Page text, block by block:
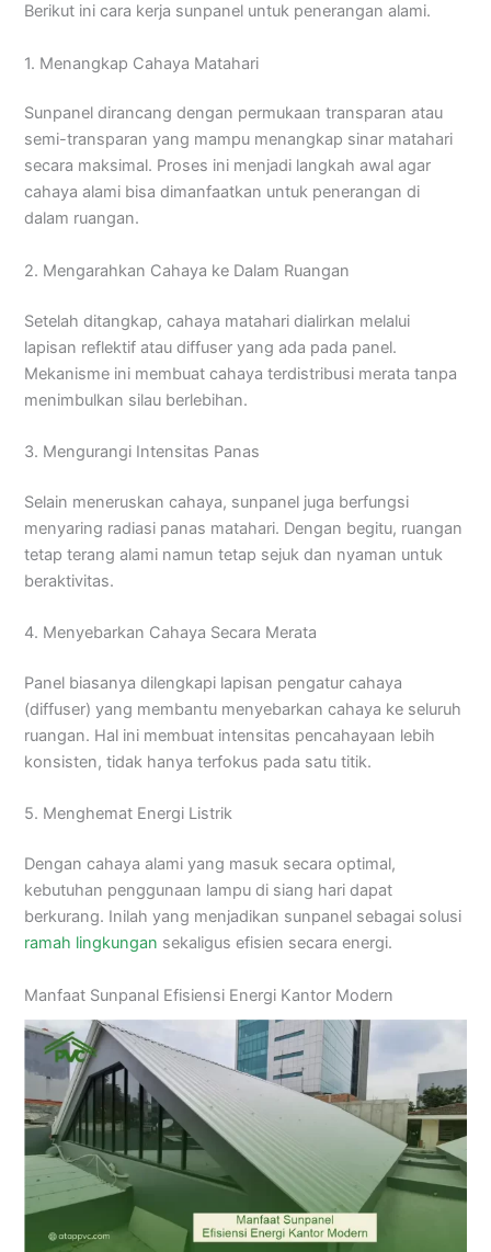
Berikut ini cara kerja sunpanel untuk penerangan alami.
1. Menangkap Cahaya Matahari
Sunpanel dirancang dengan permukaan transparan atau
semi-transparan yang mampu menangkap sinar matahari
secara maksimal. Proses ini menjadi langkah awal agar
cahaya alami bisa dimanfaatkan untuk penerangan di
dalam ruangan.
2. Mengarahkan Cahaya ke Dalam Ruangan
Setelah ditangkap, cahaya matahari dialirkan melalui
lapisan reflektif atau diffuser yang ada pada panel.
Mekanisme ini membuat cahaya terdistribusi merata tanpa
menimbulkan silau berlebihan.
3. Mengurangi Intensitas Panas
Selain meneruskan cahaya, sunpanel juga berfungsi
menyaring radiasi panas matahari. Dengan begitu, ruangan
tetap terang alami namun tetap sejuk dan nyaman untuk
beraktivitas.
4. Menyebarkan Cahaya Secara Merata
Panel biasanya dilengkapi lapisan pengatur cahaya
(diffuser) yang membantu menyebarkan cahaya ke seluruh
ruangan. Hal ini membuat intensitas pencahayaan lebih
konsisten, tidak hanya terfokus pada satu titik.
5. Menghemat Energi Listrik
Dengan cahaya alami yang masuk secara optimal,
kebutuhan penggunaan lampu di siang hari dapat
berkurang. Inilah yang menjadikan sunpanel sebagai solusi
ramah lingkungan sekaligus efisien secara energi.
Manfaat Sunpanal Efisiensi Energi Kantor Modern